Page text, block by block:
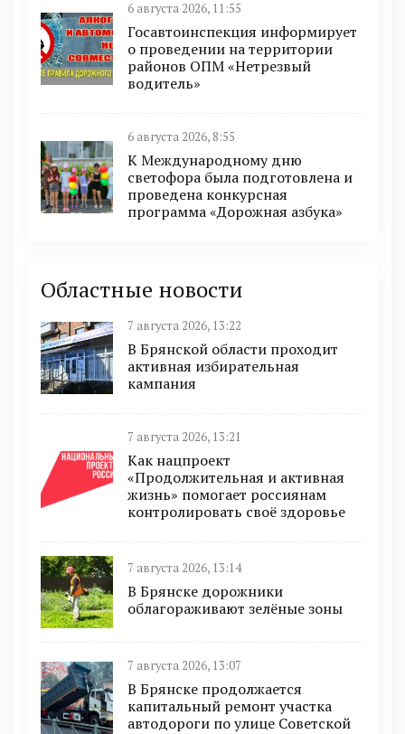
6 августа 2026, 11:55
Госавтоинспекция информирует
о проведении на территории
районов ОПМ «Нетрезвый
водитель»
6 августа 2026, 8:55
К Международному дню
светофора была подготовлена и
проведена конкурсная
программа «Дорожная азбука»
Областные новости
7 августа 2026, 13:22
В Брянской области проходит
активная избирательная
кампания
7 августа 2026, 13:21
Как нацпроект
«Продолжительная и активная
жизнь» помогает россиянам
контролировать своё здоровье
7 августа 2026, 13:14
В Брянске дорожники
облагораживают зелёные зоны
7 августа 2026, 13:07
В Брянске продолжается
капитальный ремонт участка
автодороги по улице Советской